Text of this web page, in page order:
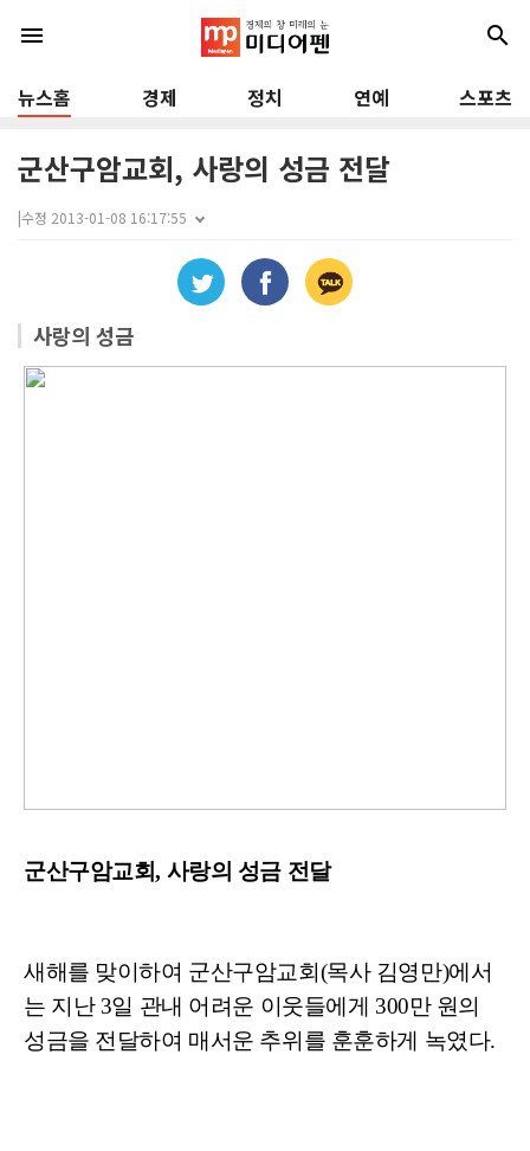
menu search
뉴스홈 경제 정치 연예 스포츠
군산구암교회, 사랑의 성금 전달
|수정 2013-01-08 16:17:55
사랑의 성금
군산구암교회, 사랑의 성금 전달
새해를 맞이하여 군산구암교회(목사 김영만)에서
는 지난 3일 관내 어려운 이웃들에게 300만 원의
성금을 전달하여 매서운 추위를 훈훈하게 녹였다.